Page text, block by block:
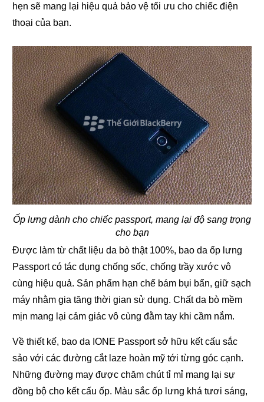
hẹn sẽ mang lại hiệu quả bảo vệ tối ưu cho chiếc điện
thoại của bạn.
Ốp lưng dành cho chiếc passport, mang lại độ sang trọng
cho bạn
Được làm từ chất liệu da bò thật 100%, bao da ốp lưng
Passport có tác dụng chống sốc, chống trầy xước vô
cùng hiệu quả. Sản phẩm hạn chế bám bụi bẩn, giữ sạch
máy nhằm gia tăng thời gian sử dụng. Chất da bò mềm
mịn mang lại cảm giác vô cùng đằm tay khi cầm nắm.
Về thiết kế, bao da IONE Passport sở hữu kết cấu sắc
sảo với các đường cắt laze hoàn mỹ tới từng góc cạnh.
Những đường may được chăm chút tỉ mỉ mang lại sự
đồng bộ cho kết cấu ốp. Màu sắc ốp lưng khá tươi sáng,